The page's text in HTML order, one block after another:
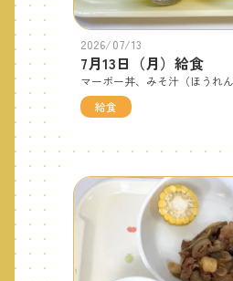
2026/07/13
7月13日（月）給食
給食